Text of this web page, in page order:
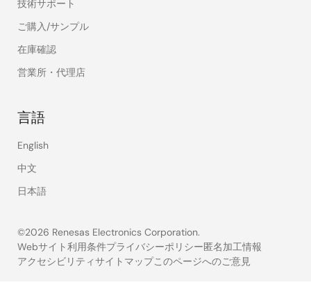
Renesas
Semiconductor
(Beijing) Co.,
Ltd.
Renesas
(Suzhou) Co.,
Ltd.
水）
（㎥）
技術サポート
ご購入/サンプル
在庫確認
営業所・代理店
言語
English
中文
日本語
©2026 Renesas Electronics Corporation.
Legal
Webサイト利用条件プライバシーポリシー匿名加工情報
アクセシビリティサイトマップこのページへのご意見